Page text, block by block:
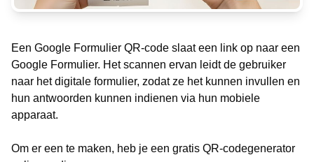
Een Google Formulier QR-code slaat een link op naar een
Google Formulier. Het scannen ervan leidt de gebruiker
naar het digitale formulier, zodat ze het kunnen invullen en
hun antwoorden kunnen indienen via hun mobiele
apparaat.
Om er een te maken, heb je een gratis QR-codegenerator